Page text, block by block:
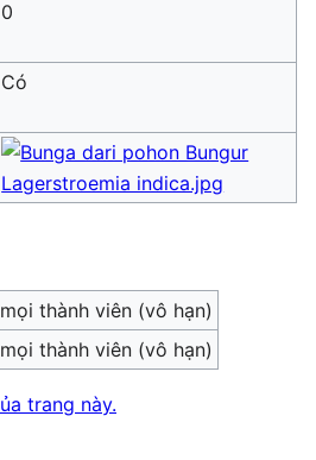
0
Có
thành viên (vô hạn)
thành viên (vô hạn)
trang này.